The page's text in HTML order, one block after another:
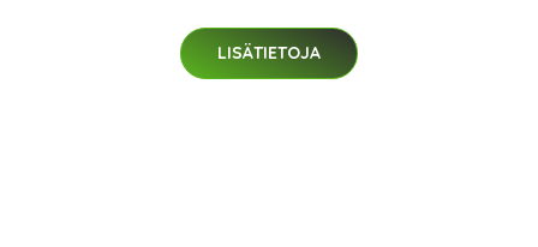
LISÄTIETOJA